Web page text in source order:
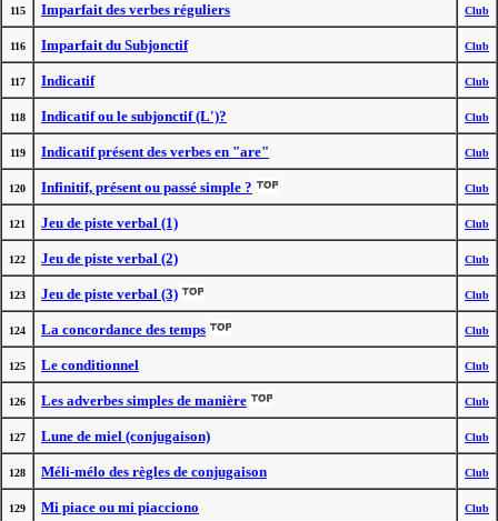
115 Imparfait des verbes réguliers Club
116 Imparfait du Subjonctif Club
117 Indicatif Club
118 Indicatif ou le subjonctif (L')? Club
119 Indicatif présent des verbes en "are" Club
120 Infinitif, présent ou passé simple ? Club
121 Jeu de piste verbal (1) Club
122 Jeu de piste verbal (2) Club
123 Jeu de piste verbal (3) Club
124 La concordance des temps Club
125 Le conditionnel Club
126 Les adverbes simples de manière Club
127 Lune de miel (conjugaison) Club
128 Méli-mélo des règles de conjugaison Club
129 Mi piace ou mi piacciono Club